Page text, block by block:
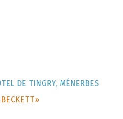
DE TINGRY, MÉNERBES